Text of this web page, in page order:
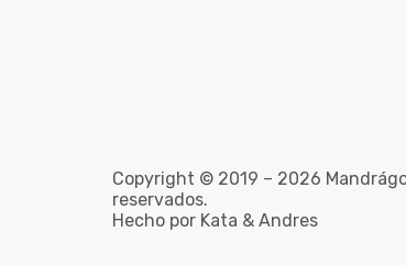
Copyright © 2019 – 2026
reservados.
Hecho por Kata & Andres